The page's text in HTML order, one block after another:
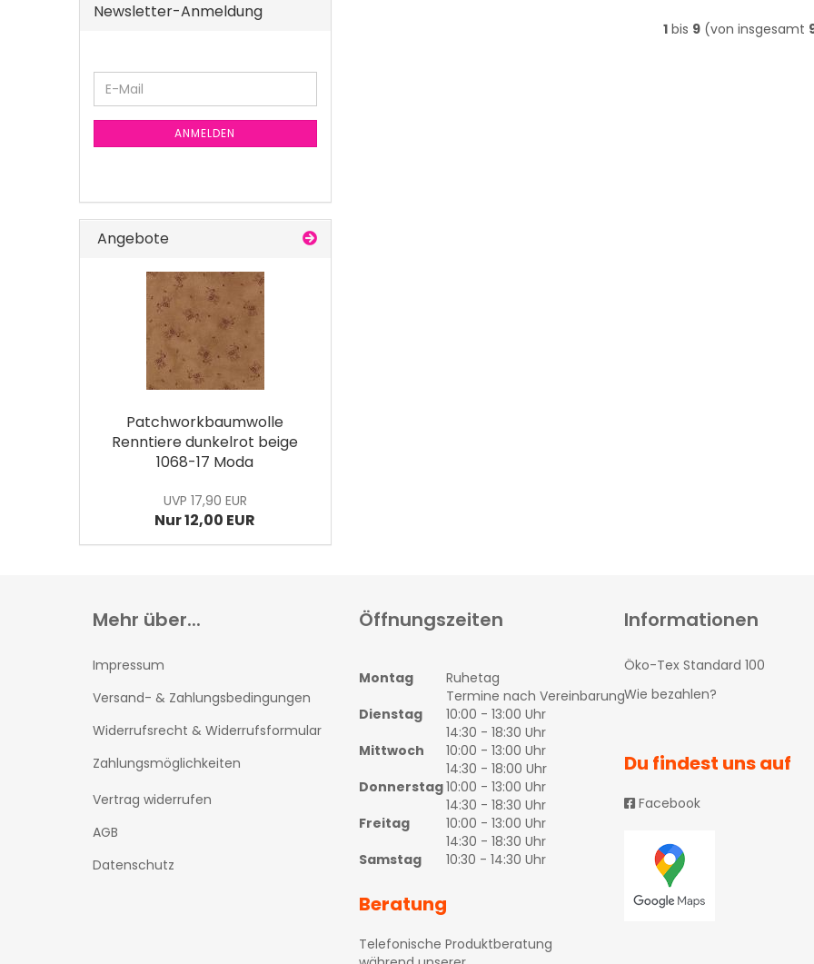
1 bis 9 (von insgesamt
Newsletter-Anmeldung
E-
Mail
ANMELDEN
Angebote
Patchworkbaumwolle
Renntiere dunkelrot beige
1068-17 Moda
UVP 17,90 EUR
Nur 12,00 EUR
Mehr über...
Impressum
Versand- & Zahlungsbedingungen
Widerrufsrecht & Widerrufsformular
Zahlungsmöglichkeiten
Vertrag widerrufen
AGB
Datenschutz
Öffnungszeiten
Montag
Ruhetag
Termine nach Vereinbarung
Dienstag
10:00 - 13:00 Uhr
14:30 - 18:30 Uhr
Mittwoch
10:00 - 13:00 Uhr
14:30 - 18:00 Uhr
Donnerstag10:00 - 13:00 Uhr
14:30 - 18:30 Uhr
Freitag
10:00 - 13:00 Uhr
14:30 - 18:30 Uhr
Samstag
10:30 - 14:30 Uhr
Beratung
Telefonische Produktberatung
Informationen
Öko-Tex Standard 100
Wie bezahlen?
Du findest uns auf
Facebook